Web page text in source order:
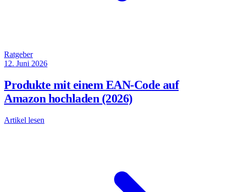
Ratgeber
12. Juni 2026
Produkte mit einem EAN-Code auf
Amazon hochladen (2026)
Artikel lesen